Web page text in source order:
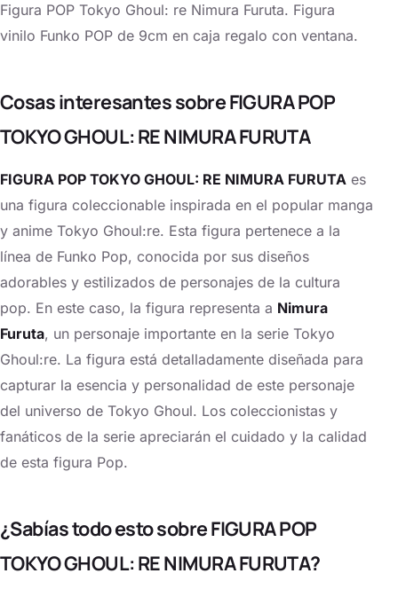
Figura POP Tokyo Ghoul: re Nimura Furuta. Figura
vinilo Funko POP de 9cm en caja regalo con ventana.
Cosas interesantes sobre FIGURA POP
TOKYO GHOUL: RE NIMURA FURUTA
FIGURA POP TOKYO GHOUL: RE NIMURA FURUTA es
una figura coleccionable inspirada en el popular manga
y anime Tokyo Ghoul:re. Esta figura pertenece a la
línea de Funko Pop, conocida por sus diseños
adorables y estilizados de personajes de la cultura
pop. En este caso, la figura representa a Nimura
Furuta, un personaje importante en la serie Tokyo
Ghoul:re. La figura está detalladamente diseñada para
capturar la esencia y personalidad de este personaje
del universo de Tokyo Ghoul. Los coleccionistas y
fanáticos de la serie apreciarán el cuidado y la calidad
de esta figura Pop.
¿Sabías todo esto sobre FIGURA POP
TOKYO GHOUL: RE NIMURA FURUTA?